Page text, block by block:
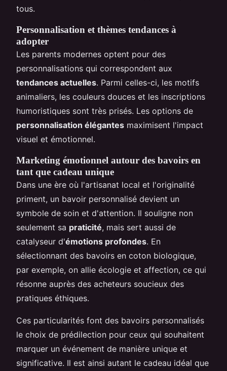
tous.
Personnalisation et thèmes tendances à
adopter
Les parents modernes optent pour des
personnalisations qui correspondent aux
tendances actuelles. Parmi celles-ci, les motifs
animaliers, les couleurs douces et les inscriptions
humoristiques sont très prisés. Les options de
personnalisation élégantes maximisent l'impact
visuel et émotionnel.
Marketing émotionnel autour des bavoirs en
tant que cadeau unique
Dans une ère où l'artisanat local et l'originalité
priment, un bavoir personnalisé devient un
symbole de soin et d'attention. Il souligne non
seulement sa praticité, mais sert aussi de
catalyseur d'émotions profondes. En
sélectionnant des bavoirs en coton biologique,
par exemple, on allie écologie et affection, ce qui
résonne auprès des acheteurs soucieux des
pratiques éthiques.
Ces particularités font des bavoirs personnalisés
le choix de prédilection pour ceux qui souhaitent
marquer un événement de manière unique et
significative. Il est ainsi autant le cadeau idéal que